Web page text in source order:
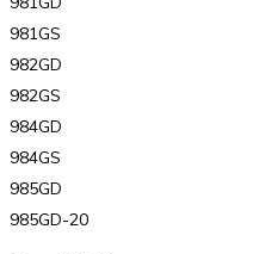
981GS
982GD
982GS
984GD
984GS
985GD
985GD-20